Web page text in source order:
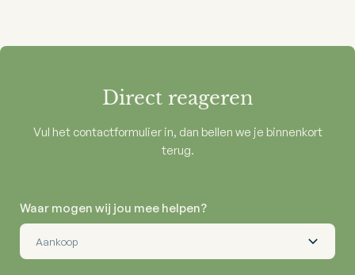
Direct reageren
Vul het contactformulier in, dan bellen we je binnenkort
terug.
Waar mogen wij jou mee helpen?